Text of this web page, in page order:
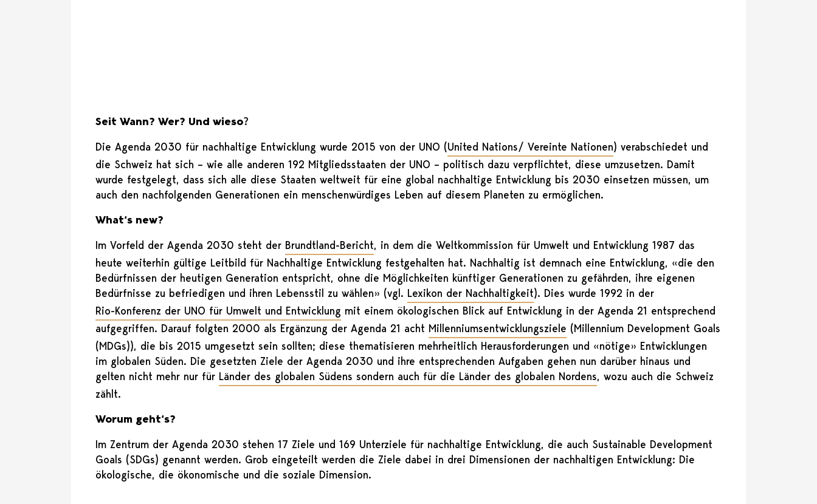
Seit Wann? Wer? Und wieso?
Die Agenda 2030 für nachhaltige Entwicklung wurde 2015 von der UNO (United Nations/ Vereinte Nationen) verabschiedet und
die Schweiz hat sich – wie alle anderen 192 Mitgliedsstaaten der UNO – politisch dazu verpflichtet, diese umzusetzen. Damit
wurde festgelegt, dass sich alle diese Staaten weltweit für eine global nachhaltige Entwicklung bis 2030 einsetzen müssen, um
auch den nachfolgenden Generationen ein menschenwürdiges Leben auf diesem Planeten zu ermöglichen.
What‘s new?
Im Vorfeld der Agenda 2030 steht der Brundtland-Bericht, in dem die Weltkommission für Umwelt und Entwicklung 1987 das
heute weiterhin gültige Leitbild für Nachhaltige Entwicklung festgehalten hat. Nachhaltig ist demnach eine Entwicklung, «die den
Bedürfnissen der heutigen Generation entspricht, ohne die Möglichkeiten künftiger Generationen zu gefährden, ihre eigenen
Bedürfnisse zu befriedigen und ihren Lebensstil zu wählen» (vgl. Lexikon der Nachhaltigkeit). Dies wurde 1992 in der
Rio-Konferenz der UNO für Umwelt und Entwicklung mit einem ökologischen Blick auf Entwicklung in der Agenda 21 entsprechend
aufgegriffen. Darauf folgten 2000 als Ergänzung der Agenda 21 acht Millenniumsentwicklungsziele (Millennium Development Goals
(MDGs)), die bis 2015 umgesetzt sein sollten; diese thematisieren mehrheitlich Herausforderungen und «nötige» Entwicklungen
im globalen Süden. Die gesetzten Ziele der Agenda 2030 und ihre entsprechenden Aufgaben gehen nun darüber hinaus und
gelten nicht mehr nur für Länder des globalen Südens sondern auch für die Länder des globalen Nordens, wozu auch die Schweiz
zählt.
Worum geht‘s?
Im Zentrum der Agenda 2030 stehen 17 Ziele und 169 Unterziele für nachhaltige Entwicklung, die auch Sustainable Development
Goals (SDGs) genannt werden. Grob eingeteilt werden die Ziele dabei in drei Dimensionen der nachhaltigen Entwicklung: Die
ökologische, die ökonomische und die soziale Dimension.